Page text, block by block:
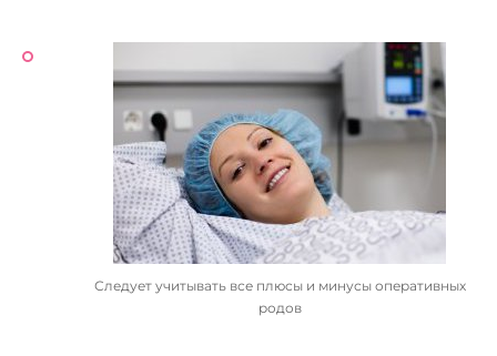
Следует учитывать все плюсы и минусы оперативных
родов